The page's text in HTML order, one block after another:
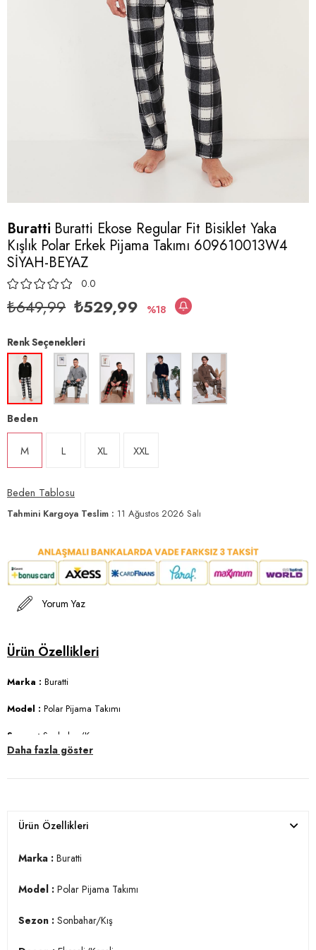
Buratti Buratti Ekose Regular Fit Bisiklet Yaka
Kışlık Polar Erkek Pijama Takımı 609610013W4
SİYAH-BEYAZ
0.0
₺649,99 ₺529,99 18
Renk Seçenekleri
Beden
M L XL XXL
Beden Tablosu
Tahmini Kargoya Teslim : 11 Ağustos 2026 Salı
Yorum Yaz
Marka : Buratti
Model : Polar Pijama Takımı
Sezon : Sonbahar/Kış
Kalıp Bilgisi :Regular Fit
Detay :
Daha fazla göster
Ürün Özellikleri
Marka : Buratti
Model : Polar Pijama Takımı
Sezon : Sonbahar/Kış